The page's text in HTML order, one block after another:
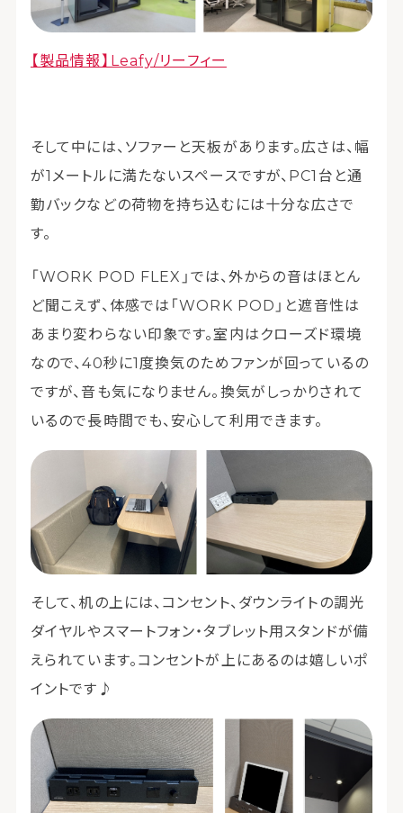
【製品情報】Leafy/リーフィー
そして中には、ソファーと天板があります。広さは、幅
が1メートルに満たないスペースですが、PC1台と通
勤バックなどの荷物を持ち込むには十分な広さで
す。
「WORK POD FLEX」では、外からの音はほとん
ど聞こえず、体感では「WORK POD」と遮音性は
あまり変わらない印象です。室内はクローズド環境
なので、40秒に1度換気のためファンが回っているの
ですが、音も気になりません。換気がしっかりされて
いるので長時間でも、安心して利用できます。
そして、机の上には、コンセント、ダウンライトの調光
ダイヤルやスマートフォン・タブレット用スタンドが備
えられています。コンセントが上にあるのは嬉しいポ
イントです♪